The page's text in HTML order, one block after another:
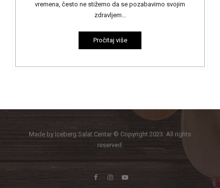
vremena, često ne stižemo da se pozabavimo svojim
zdravljem…
Pročitaj više
Made by Iceberg Salat Centar © Copyright 2023. All rights
reserved.